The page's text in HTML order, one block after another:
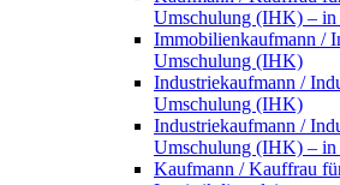
Umschulung (IHK) – in
Immobilienkaufmann /
Umschulung (IHK)
Industriekaufmann /
Umschulung (IHK)
Industriekaufmann /
Umschulung (IHK) – in
Kaufmann / Kauffrau